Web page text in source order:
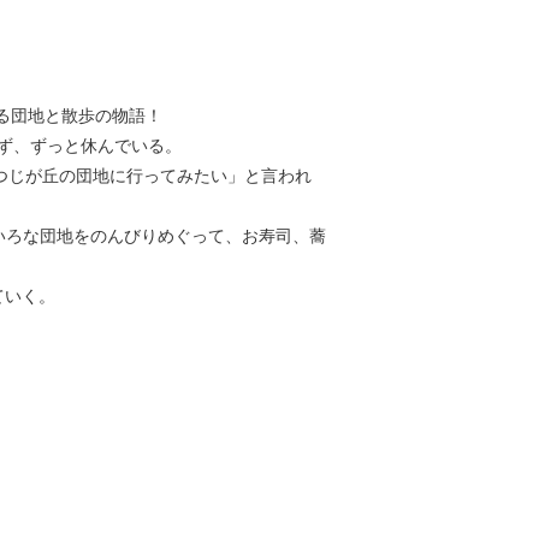
地と散歩の物語！
、ずっと休んでいる。
が丘の団地に行ってみたい」と言われ
な団地をのんびりめぐって、お寿司、蕎
く。